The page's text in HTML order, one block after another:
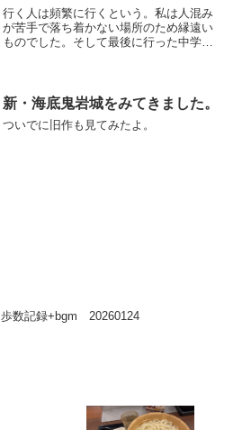
行く人は頻繁に行くという。私は人混み
が苦手で落ち着かない場所のため縁遠い
ものでした。そして最後に行った中学の
新・海底鬼岩城をみてきました。
ついでに旧作も見てみたよ。
歩数記録+bgm 20260124